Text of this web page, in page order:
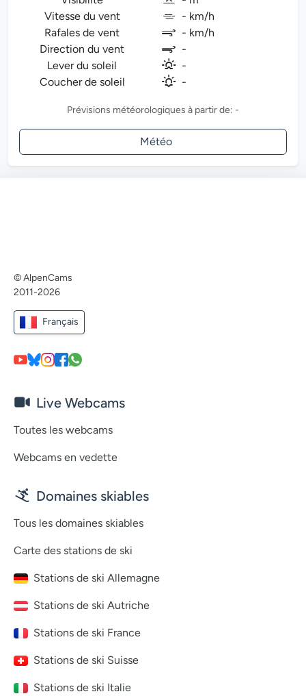
Vitesse du vent
- km/h
Rafales de vent
- km/h
Direction du vent
-
Lever du soleil
-
Coucher de soleil
-
Prévisions météorologiques à partir de: -
Météo
© AlpenCams
2011-2026
Français
Live Webcams
Toutes les webcams
Webcams en vedette
Domaines skiables
Tous les domaines skiables
Carte des stations de ski
Stations de ski Allemagne
Stations de ski Autriche
Stations de ski France
Stations de ski Suisse
Stations de ski Italie